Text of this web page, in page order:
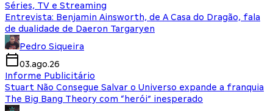
Séries, TV e Streaming
Entrevista: Benjamin Ainsworth, de A Casa do Dragão, fala
de dualidade de Daeron Targaryen
Pedro Siqueira
03.ago.26
Informe Publicitário
Stuart Não Consegue Salvar o Universo expande a franquia
The Big Bang Theory com “herói” inesperado